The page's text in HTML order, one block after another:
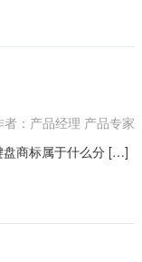
者：产品经理 产品专家
盘商标属于什么分 […]